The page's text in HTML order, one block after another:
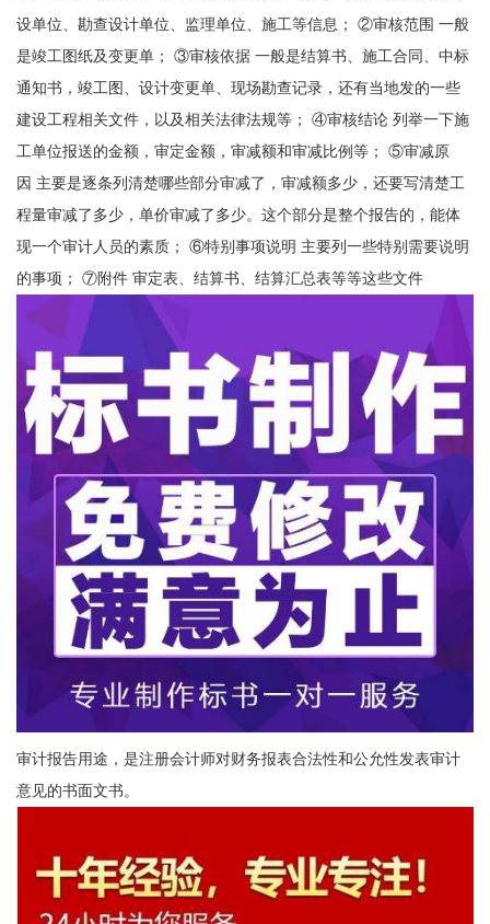
设单位、勘查设计单位、监理单位、施工等信息； ②审核范围 一般
是竣工图纸及变更单； ③审核依据 一般是结算书、施工合同、中标
通知书，竣工图、设计变更单、现场勘查记录，还有当地发的一些
建设工程相关文件，以及相关法律法规等； ④审核结论 列举一下施
工单位报送的金额，审定金额，审减额和审减比例等； ⑤审减原
因 主要是逐条列清楚哪些部分审减了，审减额多少，还要写清楚工
程量审减了多少，单价审减了多少。这个部分是整个报告的，能体
现一个审计人员的素质； ⑥特别事项说明 主要列一些特别需要说明
的事项； ⑦附件 审定表、结算书、结算汇总表等等这些文件
审计报告用途，是注册会计师对财务报表合法性和公允性发表审计
意见的书面文书。